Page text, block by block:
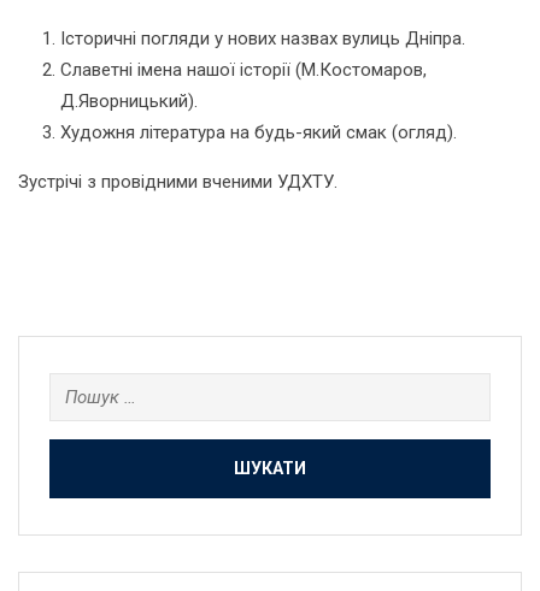
Історичні погляди у нових назвах вулиць Дніпра.
Славетні імена нашої історії (М.Костомаров,
Д.Яворницький).
Художня література на будь-який смак (огляд).
Зустрічі з провідними вченими УДХТУ.
Пошук: